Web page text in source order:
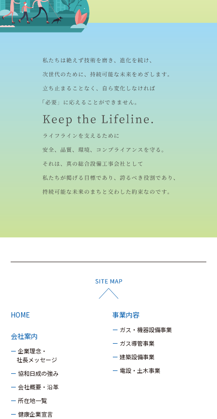
HOME
会社案内
ー 企業理念・
社長メッセージ
ー 協和日成の強み
ー 会社概要・沿革
ー 所在地一覧
ー 健康企業宣言
事業内容
ー ガス・機器設備事業
ー ガス導管事業
ー 建築設備事業
ー 電設・土木事業